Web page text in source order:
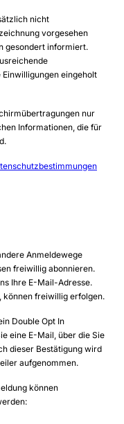
nicht
vorgesehen
gesondert informiert.
eingeholt
nur
Informationen, die für
Anmeldewege
freiwillig abonnieren.
Ihre E-Mail-Adresse.
können freiwillig erfolgen.
Double Opt In
eine E-Mail, über die Sie
dieser Bestätigung wird
aufgenommen.
können